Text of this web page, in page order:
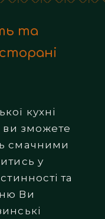
та
кухні
ви зможете
смачними
у
та
Ви